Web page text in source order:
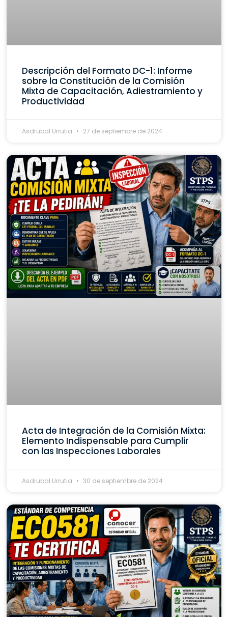
Descripción del Formato DC-1: Informe
sobre la Constitución de la Comisión
Mixta de Capacitación, Adiestramiento y
Productividad
Asdrubal Urrutia 27 de septiembre de 2024
Acta de Integración de la Comisión Mixta:
Elemento Indispensable para Cumplir
con las Inspecciones Laborales
Asdrubal Urrutia 30 de septiembre de 2024